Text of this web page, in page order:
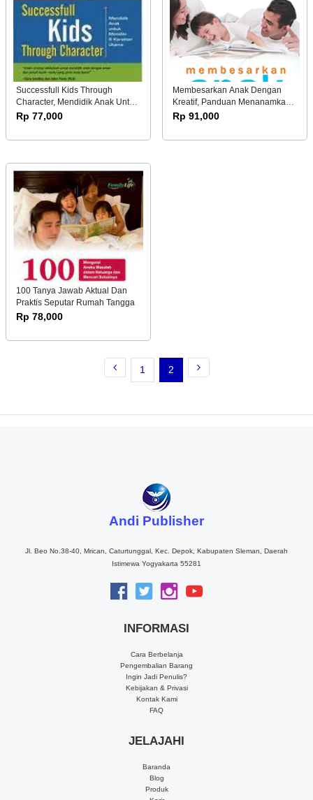
Successfull Kids Through
Character, Mendidik Anak Untuk
Memiliki 8 Karakter Utama
Rp 77,000
Membesarkan Anak Dengan
Kreatif, Panduan Menanamkan
Iman Dan Moral Kepada Anak
Rp 91,000
100 Tanya Jawab Aktual Dan
Praktis Seputar Rumah Tangga
Rp 78,000
1 2
Andi Publisher
Jl. Beo No.38-40, Mrican, Caturtunggal, Kec. Depok, Kabupaten Sleman, Daerah
Istimewa Yogyakarta 55281
INFORMASI
Cara Berbelanja
Pengembalian Barang
Ingin Jadi Penulis?
Kebijakan & Privasi
Kontak Kami
FAQ
JELAJAHI
Baranda
Blog
Produk